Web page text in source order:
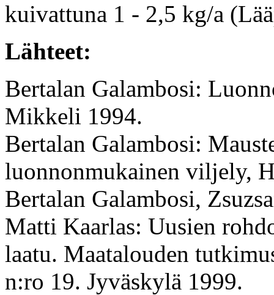
kuivattuna 1 - 2,5 kg/a
Lähteet:
Bertalan Galambosi:
Mikkeli 1994.
Bertalan Galambosi:
luonnonmukainen viljely,
Bertalan Galambosi,
Matti Kaarlas: Uusien
laatu. Maatalouden
n:ro 19. Jyväskylä 1999.